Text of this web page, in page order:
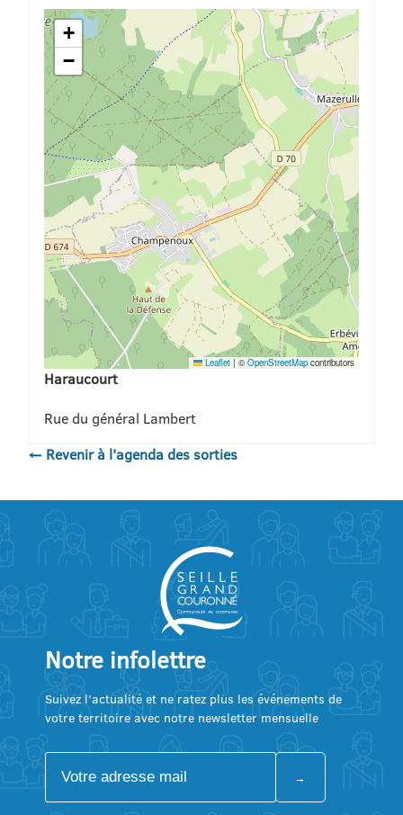
+
−
Leaflet | ©OpenStreetMap contributors
Haraucourt
Rue du général Lambert
← Revenir à l'agenda des sorties
Notre infolettre
Suivez l’actualité et ne ratez plus les événements de
votre territoire avec notre newsletter mensuelle